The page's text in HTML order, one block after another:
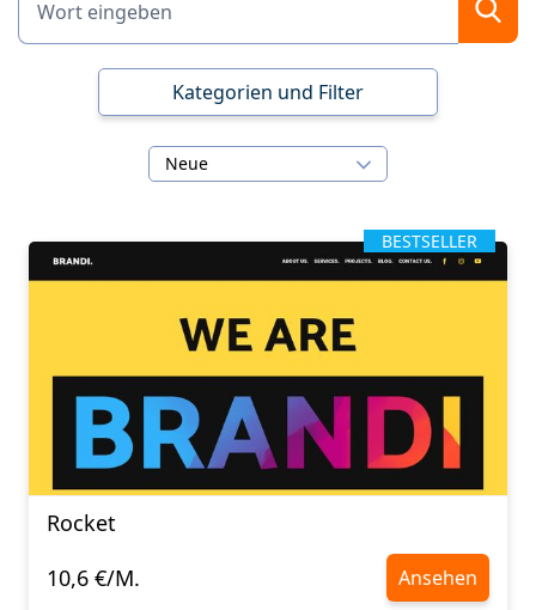
Kategorien und Filter
Neue
BESTSELLER
Rocket
10,6 €/M.
Ansehen